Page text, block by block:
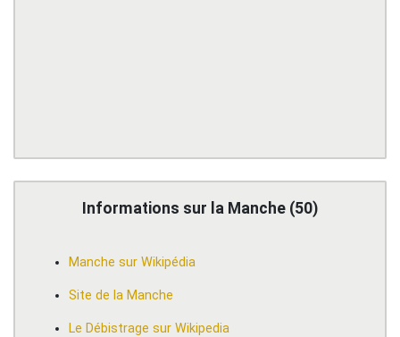
Informations sur la Manche (50)
Manche sur Wikipédia
Site de la Manche
Le Débistrage sur Wikipedia